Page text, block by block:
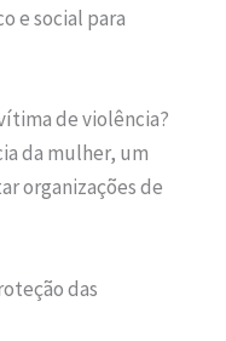
e social para
de violência?
da mulher, um
organizações de
das